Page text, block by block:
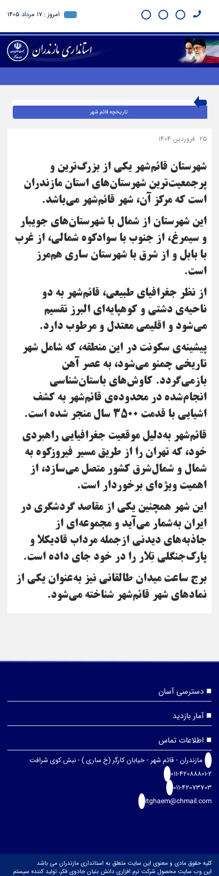
امروز : 17 مرداد 1405
تاریخچه قائم شهر
25 فروردین 1404
شهرستان قائم‌شهر یکی از بزرگ‌ترین و
پرجمعیت‌ترین شهرستان‌های استان مازندران
است که مرکز آن، شهر قائم‌شهر می‌باشد.
این شهرستان از شمال با شهرستان‌های جویبار
و سیمرغ، از جنوب با سوادکوه شمالی، از غرب
با بابل و از شرق با شهرستان ساری هم‌مرز
است.
از نظر جغرافیای طبیعی، قائم‌شهر به دو
ناحیه‌ی دشتی و کوهپایه‌ای البرز تقسیم
می‌شود و اقلیمی معتدل و مرطوب دارد.
پیشینه‌ی سکونت در این منطقه، که شامل شهر
تاریخی چمنو می‌شود، به عصر آهن
بازمی‌گردد. کاوش‌های باستان‌شناسی
انجام‌شده در محدوده‌ی قائم‌شهر به کشف
اشیایی با قدمت ۳۵۰۰ سال منجر شده است.
قائم‌شهر به‌دلیل موقعیت جغرافیایی راهبردی
خود، که تهران را از طریق مسیر فیروزکوه به
شمال و شمال‌شرق کشور متصل می‌سازد، از
اهمیت ویژه‌ای برخوردار است.
این شهر همچنین یکی از مقاصد گردشگری در
ایران به‌شمار می‌آید و مجموعه‌ای از
جاذبه‌های دیدنی ازجمله مرداب قادیکلا و
پارک‌جنگلی تِلار را در خود جای داده است.
برج ساعت میدان طالقانی نیز به‌عنوان یکی از
نمادهای شهر قائم‌شهر شناخته می‌شود.
دسترسی آسان
آمار بازدید
اطلاعات تماس
مازندران - قائم شهر - خیابان کارگر (خ ساری ) - نبش کوی شرافت
011-42088801-2
011-42073703
itghaem@chmail.com
کلیه حقوق مادی و معنوی این سایت متعلق به استانداری مازندران می باشد
این وب سایت محصول شرکت نرم افزاری دانش بنیان جادوی فکر، تولید کننده سیستم